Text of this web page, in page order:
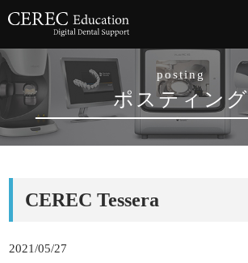
posting
ポスティング
CEREC Tessera
2021/05/27